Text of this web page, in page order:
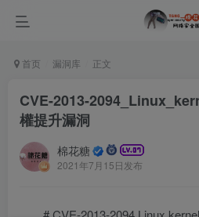
首页 漏洞库 正文
CVE-2013-
權提升漏洞
棉花糖
2021年7月15日发布